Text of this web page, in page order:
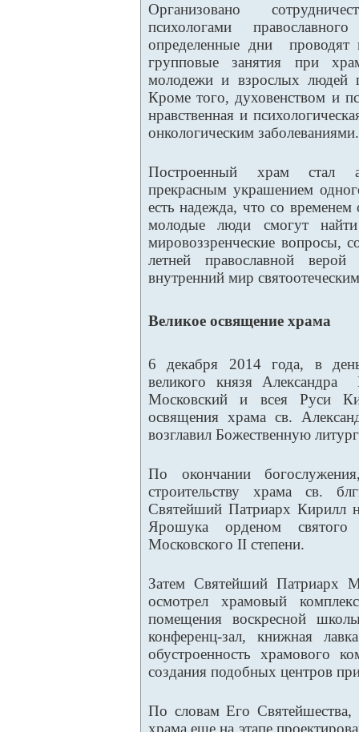
Организовано
психологами
определенные дни проводят
групповые занятия при
молодежи и взрослых людей
Кроме того, духовенством и
нравственная и
онкологическим заболеваниями.
Построенный храм стал
прекрасным украшением
есть надежда, что со
молодые люди смогут
мировоззренческие вопросы,
летней православной
внутренний мир
Великое освящение храма
6 декабря 2014 года, в
великого князя Александра
Московский и всея Руси
освящения храма св.
возглавил Божественную
По окончании
строительству храма св.
Святейший Патриарх Кирилл
Ярошука орденом святого
Московского II степени.
Затем Святейший Патриарх
осмотрел храмовый
помещения воскресной
конференц-зал, книжная
обустроенность храмового
создания подобных центров
По словам Его Святейшества,
храма еще на этапе